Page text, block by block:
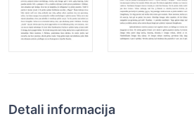
Detali informacija